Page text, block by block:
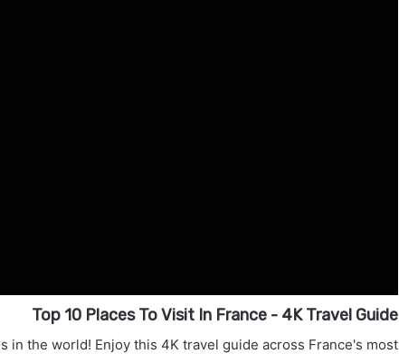
Top 10 Places To Visit In France - 4K Travel Guide
the world! Enjoy this 4K travel guide across France's most